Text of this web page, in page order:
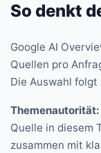
So denkt
Google AI
Quellen pro
Die Auswahl
Themenautorität:
Quelle in diesem
zusammen mit